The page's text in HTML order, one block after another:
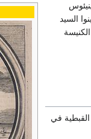
السيد
القبطية في